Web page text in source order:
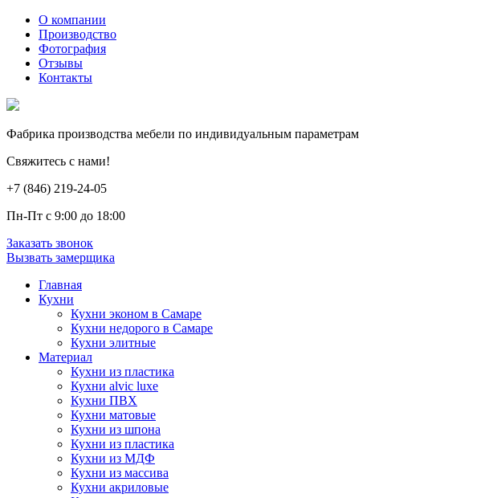
О компании
Производство
Фотография
Отзывы
Контакты
Фабрика производства мебели по индивидуальным параметрам
Свяжитесь с нами!
+7 (846) 219-24-05
Пн-Пт с 9:00 до 18:00
Заказать звонок
Вызвать замерщика
Главная
Кухни
Кухни эконом в Самаре
Кухни недорого в Самаре
Кухни элитные
Материал
Кухни из пластика
Кухни alvic luxe
Кухни ПВХ
Кухни матовые
Кухни из шпона
Кухни из пластика
Кухни из МДФ
Кухни из массива
Кухни акриловые